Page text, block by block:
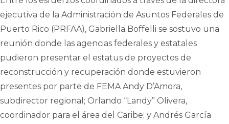
ejecutiva de la Administración de Asuntos Federales de
Puerto Rico (PRFAA), Gabriella Boffelli se sostuvo una
reunión donde las agencias federales y estatales
pudieron presentar el estatus de proyectos de
reconstrucción y recuperación donde estuvieron
presentes por parte de FEMA Andy D’Amora,
subdirector regional; Orlando “Landy” Olivera,
coordinador para el área del Caribe; y Andrés García